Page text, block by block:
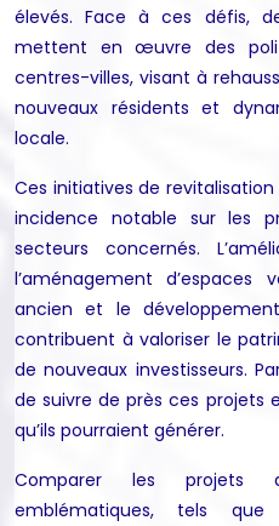
élevés. Face à ces défis,
mettent en œuvre des
centres-villes, visant à
nouveaux résidents et
locale.
Ces initiatives de
incidence notable sur les
secteurs concernés.
l’aménagement
ancien et le
contribuent à valoriser le
de nouveaux investisseurs.
de suivre de près ces projets
qu’ils pourraient générer.
Comparer les projets
emblématiques, tels